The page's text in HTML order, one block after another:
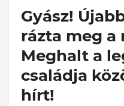
Gyász!
rázta meg a
Meghalt a
családja
hírt!